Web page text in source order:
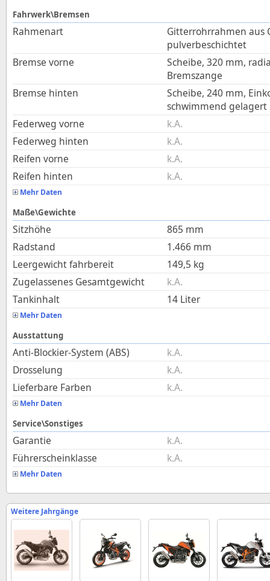
Fahrwerk\Bremsen
Rahmenart
Gitterrohrrahmen aus
pulverbeschichtet
Bremse vorne
Scheibe, 320 mm,
Bremszange
Bremse hinten
Scheibe, 240 mm,
schwimmend gelagert
Federweg vorne
k.A.
Federweg hinten
k.A.
Reifen vorne
k.A.
Reifen hinten
k.A.
Mehr Daten
Maße\Gewichte
Sitzhöhe 865 mm
Radstand
1.466 mm
Leergewicht fahrbereit
149,5 kg
Zugelassenes Gesamtgewicht
k.A.
Tankinhalt
14 Liter
Mehr Daten
Ausstattung
Anti-Blockier-System (ABS)
k.A.
Drosselung
k.A.
Lieferbare Farben
k.A.
Mehr Daten
Service\Sonstiges
Garantie
k.A.
Führerscheinklasse
k.A.
Mehr Daten
Weitere Jahrgänge